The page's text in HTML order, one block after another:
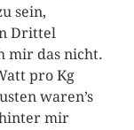
sein,
Drittel
mir das nicht.
pro Kg
waren’s
hinter mir